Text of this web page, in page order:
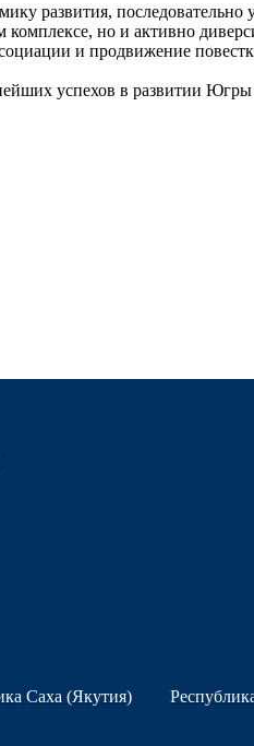
развития,
комплексе, но и активно
и продвижение
успехов в развитии
Саха (Якутия)